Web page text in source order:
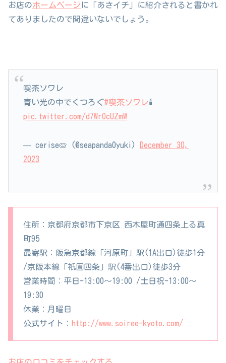
お店のホームページに「あさイチ」に紹介されると書かれ
てありましたので間違いないでしょう。
喫茶ソワレ
青い光の中でくつろぐ#喫茶ソワレ🕯
pic.twitter.com/d7WrOcUZmW
— cerise🥧 (@seapanda0yuki)
December 30,
2023
住所：京都府京都市下京区 西木屋町通四条上る真
町95
最寄駅：阪急京都線「河原町」駅(1A出口)徒歩1分
/京阪本線「祇園四条」駅(4番出口)徒歩3分
営業時間：平日-13:00～19:00 /土日祝-13:00～
19:30
休業：月曜日
公式サイト： http://www.soiree-kyoto.com/